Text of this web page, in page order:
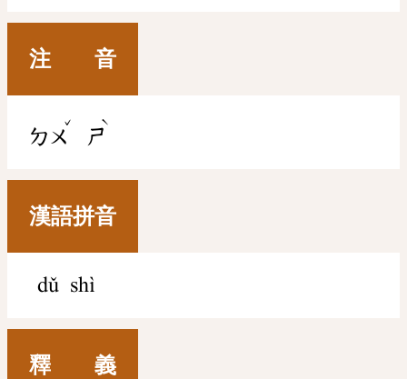
注 音
ㄉㄨ
ˇ
ㄕ
ˋ
漢語拼音
dǔ shì
釋 義